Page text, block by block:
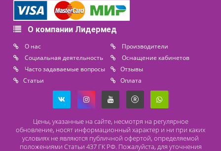
Расходные материалы
Lidermed.rf@yandex.ru
Адрес
196626, Санкт-Петербург, Шушары, ул. Пушкинская, 10 корп. 2
Способы оплаты
Безналичный расчет
Наличный расчет
Оплата банковской картой
О компании Лидермед